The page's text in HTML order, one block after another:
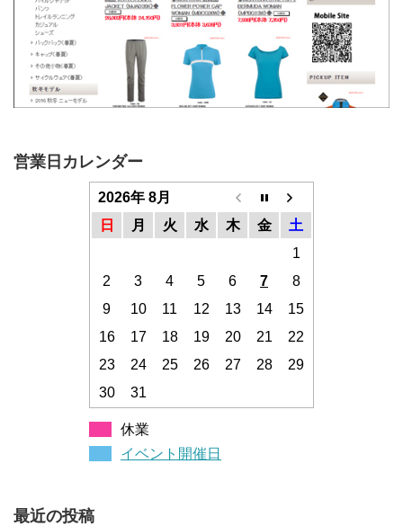
営業日カレンダー
2026年 8月
日
月 火 水 木 金
土
1
2
3 4 5 6 7
8
9
10 11 12 13 14
15
16
17 18 19 20 21
22
23
24 25 26 27 28
29
30
31
休業
イベント開催日
最近の投稿